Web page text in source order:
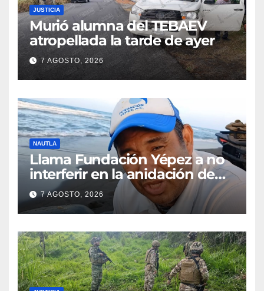
JUSTICIA
Murió alumna del TEBAEV
atropellada la tarde de ayer
7 AGOSTO, 2026
NAUTLA
Llama Fundación Yépez a no
interferir en la anidación de
tortugas
7 AGOSTO, 2026